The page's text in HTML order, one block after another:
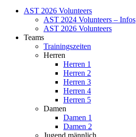
AST 2026 Volunteers
AST 2024 Volunteers – Infos
AST 2026 Volunteers
Teams
Trainingszeiten
Herren
Herren 1
Herren 2
Herren 3
Herren 4
Herren 5
Damen
Damen 1
Damen 2
Jugend männlich